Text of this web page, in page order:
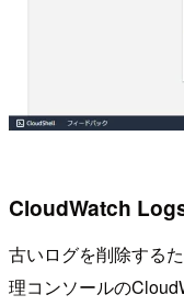
CloudWatch
古いログを削除する
理コンソールの